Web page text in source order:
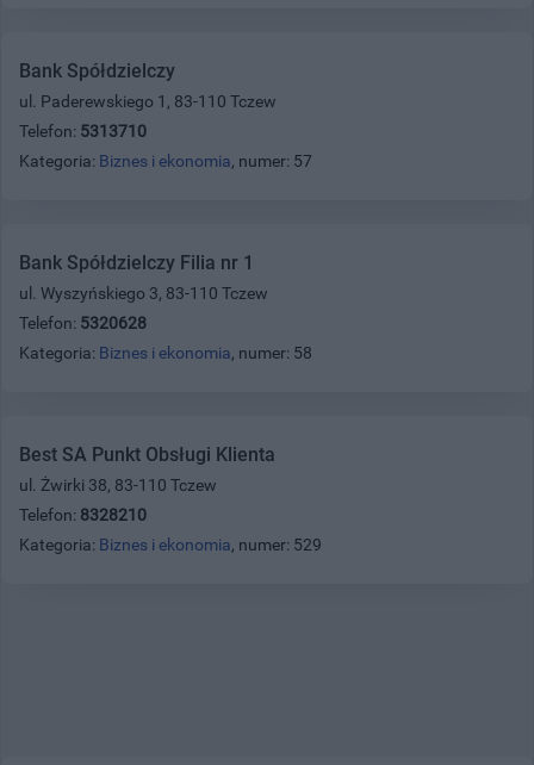
Bank Spółdzielczy
ul. Paderewskiego 1, 83-110 Tczew
Telefon: 5313710
Kategoria: Biznes i ekonomia, numer: 57
Bank Spółdzielczy Filia nr 1
ul. Wyszyńskiego 3, 83-110 Tczew
Telefon: 5320628
Kategoria: Biznes i ekonomia, numer: 58
Best SA Punkt Obsługi Klienta
ul. Żwirki 38, 83-110 Tczew
Telefon: 8328210
Kategoria: Biznes i ekonomia, numer: 529